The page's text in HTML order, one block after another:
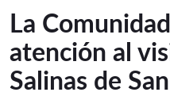
La
atención al
Salinas de